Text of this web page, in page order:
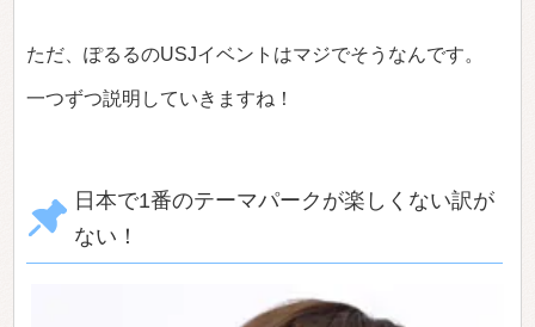
ただ、ぽるるのUSJイベントはマジでそうなんです。
一つずつ説明していきますね！
日本で1番のテーマパークが楽しくない訳が
ない！